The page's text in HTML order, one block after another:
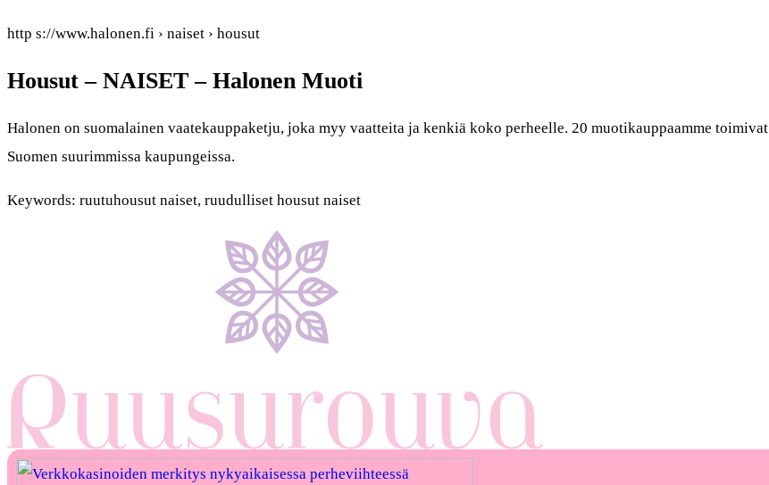
http s://www.halonen.fi › naiset › housut
Housut – NAISET – Halonen Muoti
Halonen on suomalainen vaatekauppaketju, joka myy vaatteita ja kenkiä koko perheelle. 20 muotikauppaamme toimivat
Suomen suurimmissa kaupungeissa.
Keywords: ruutuhousut naiset, ruudulliset housut naiset